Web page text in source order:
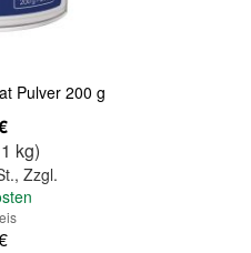
Pulver 200 g
kg)
, Zzgl.